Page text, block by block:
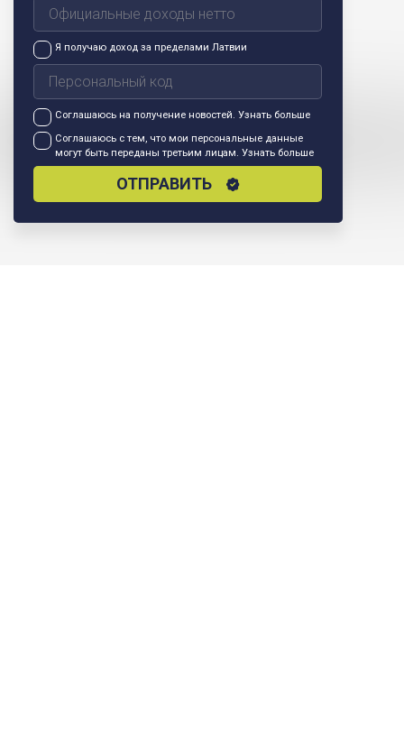
Я получаю доход за пределами Латвии
Соглашаюсь на получение новостей.Узнать больше
Соглашаюсь с тем, что мои персональные данные
могут быть переданы третьим лицам.Узнать больше
ОТПРАВИТЬ